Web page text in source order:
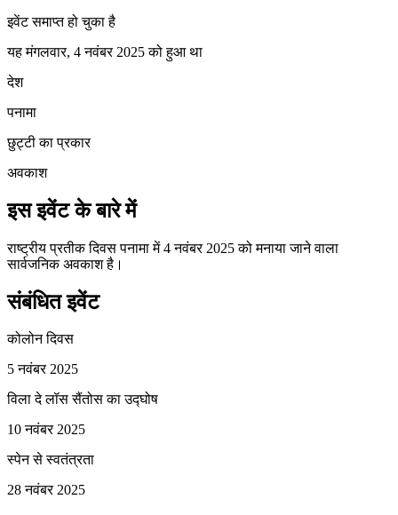
इवेंट समाप्त हो चुका है
यह मंगलवार, 4 नवंबर 2025 को हुआ था
देश
पनामा
छुट्टी का प्रकार
अवकाश
इस इवेंट के बारे में
राष्ट्रीय प्रतीक दिवस पनामा में 4 नवंबर 2025 को मनाया जाने वाला
सार्वजनिक अवकाश है।
संबंधित इवेंट
कोलोन दिवस
5 नवंबर 2025
विला दे लॉस सैंतोस का उद्घोष
10 नवंबर 2025
स्पेन से स्वतंत्रता
28 नवंबर 2025